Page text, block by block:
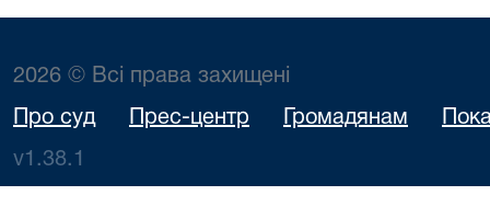
2026 © Всі права захищені
Про суд Прес-центр Громадянам
v1.38.1